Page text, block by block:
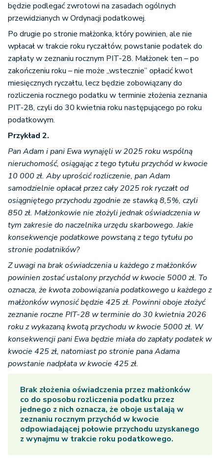
będzie podlegać zwrotowi na zasadach ogólnych
przewidzianych w Ordynacji podatkowej.
Po drugie po stronie małżonka, który powinien, ale nie
wpłacał w trakcie roku ryczałtów, powstanie podatek do
zapłaty w zeznaniu rocznym PIT-28. Małżonek ten – po
zakończeniu roku – nie może „wstecznie” opłacić kwot
miesięcznych ryczałtu, lecz będzie zobowiązany do
rozliczenia rocznego podatku w terminie złożenia zeznania
PIT-28, czyli do 30 kwietnia roku następującego po roku
podatkowym.
Przykład 2.
Pan Adam i pani Ewa wynajęli w 2025 roku wspólną
nieruchomość, osiągając z tego tytułu przychód w kwocie
10 000 zł. Aby uprościć rozliczenie, pan Adam
samodzielnie opłacał przez cały 2025 rok ryczałt od
osiągniętego przychodu zgodnie ze stawką 8,5%, czyli
850 zł. Małżonkowie nie złożyli jednak oświadczenia w
tym zakresie do naczelnika urzędu skarbowego. Jakie
konsekwencje podatkowe powstaną z tego tytułu po
stronie podatników?
Z uwagi na brak oświadczenia u każdego z małżonków
powinien zostać ustalony przychód w kwocie 5000 zł. To
oznacza, że kwota zobowiązania podatkowego u każdego z
małżonków wynosić będzie 425 zł. Powinni oboje złożyć
zeznanie roczne PIT-28 w terminie do 30 kwietnia 2026
roku z wykazaną kwotą przychodu w kwocie 5000 zł. W
konsekwencji pani Ewa będzie miała do zapłaty podatek w
kwocie 425 zł, natomiast po stronie pana Adama
powstanie nadpłata w kwocie 425 zł.
Brak złożenia oświadczenia przez małżonków
co do sposobu rozliczenia podatku przez
jednego z nich oznacza, że oboje ustalają w
zeznaniu rocznym przychód w kwocie
odpowiadającej połowie przychodu uzyskanego
z wynajmu w trakcie roku podatkowego.